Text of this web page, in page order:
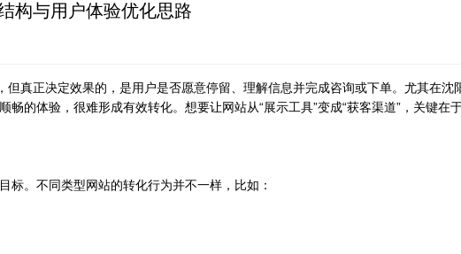
构与用户体验优化思路
但真正决定效果的，是用户是否愿意停留、理解信息并完成咨询或下单。尤其在沈
的体验，很难形成有效转化。想要让网站从“展示工具”变成“获客渠道”，关键在
标。不同类型网站的转化行为并不一样，比如：